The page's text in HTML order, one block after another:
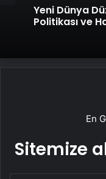
Yeni Dünya
Politikası ve
En
Sitemize